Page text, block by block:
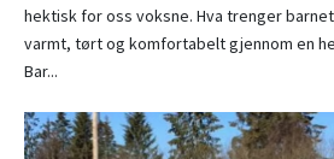
hektisk for oss voksne. Hva trenger
varmt, tørt og komfortabelt gjennom en
Bar...